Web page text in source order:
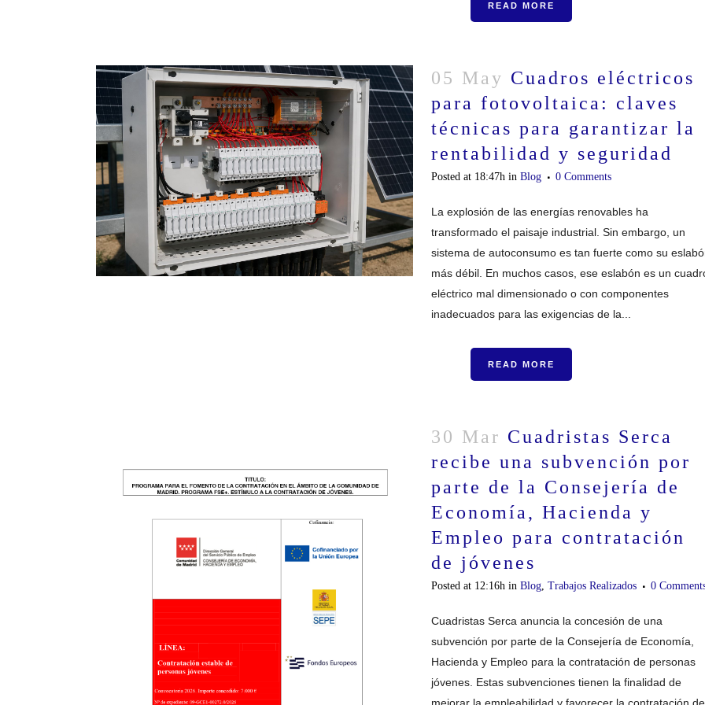
READ MORE
05 May Cuadros eléctricos
para fotovoltaica: claves
técnicas para garantizar la
rentabilidad y seguridad
Posted at 18:47hin Blog 0 Comments
La explosión de las energías renovables ha
transformado el paisaje industrial. Sin embargo, un
sistema de autoconsumo es tan fuerte como su
más débil. En muchos casos, ese eslabón es un
eléctrico mal dimensionado o con componentes
inadecuados para las exigencias de la...
READ MORE
30 Mar Cuadristas Serca
recibe una subvención por
parte de la Consejería de
Economía, Hacienda y
Empleo para contratación
de jóvenes
Posted at 12:16hin Blog, Trabajos Realizados 0
Cuadristas Serca anuncia la concesión de una
subvención por parte de la Consejería de Economía,
Hacienda y Empleo para la contratación de personas
jóvenes. Estas subvenciones tienen la finalidad de